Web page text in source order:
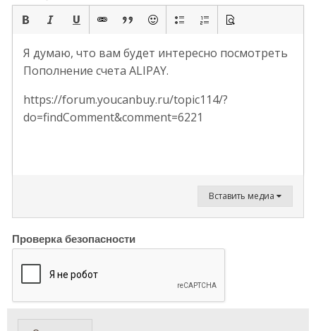
Я думаю, что вам будет интересно посмотреть
Пополнение счета ALIPAY.
https://forum.youcanbuy.ru/topic114/?
do=findComment&comment=6221
Вставить медиа
Проверка безопасности